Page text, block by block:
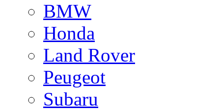
BMW
Honda
Land Rover
Peugeot
Subaru